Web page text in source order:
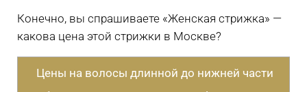
Конечно, вы спрашиваете «Женская стрижка» —
какова цена этой стрижки в Москве?
Цены на волосы длинной до нижней части